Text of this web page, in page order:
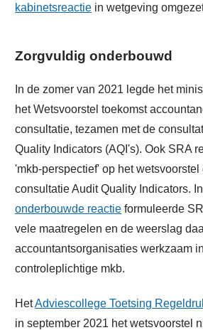
kabinetsreactie in wetgeving
Zorgvuldig onderbouwd
In de zomer van 2021 legde het
het Wetsvoorstel toekomst
consultatie, tezamen met de
Quality Indicators (AQI's). Ook SRA
'mkb-perspectief' op het
consultatie Audit Quality Indicators.
onderbouwde reactie formuleerde
vele maatregelen en de weerslag
accountantsorganisaties werkzaam
controleplichtige mkb.
HetAdviescollege Toetsing
in september 2021 het wetsvoorstel